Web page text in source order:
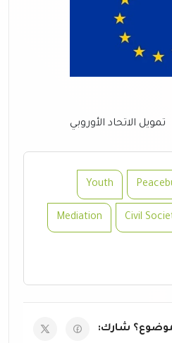
الأوروبي
Youth
Civil
Mediation
شارك: